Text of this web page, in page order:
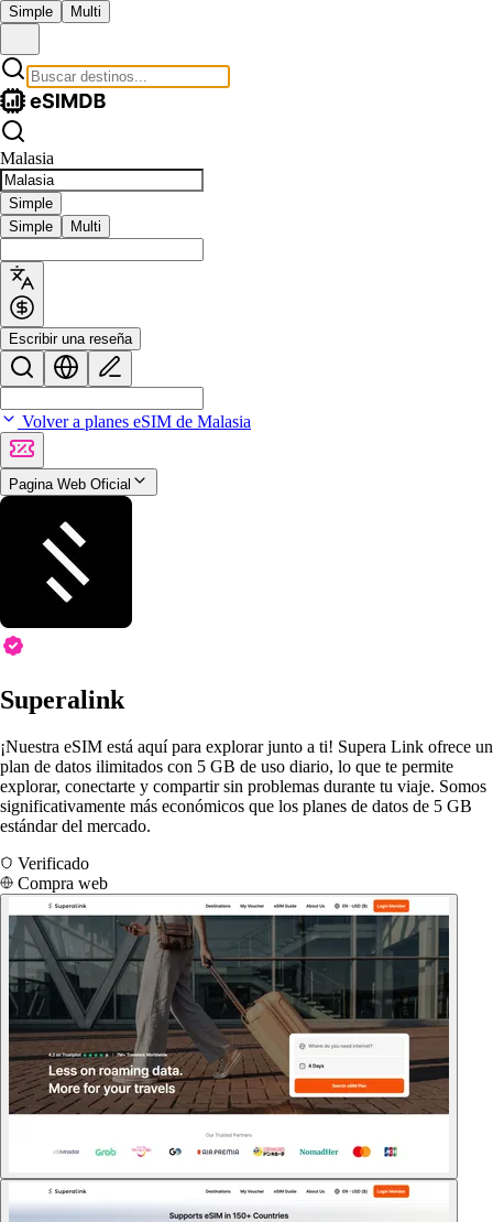
Simple Multi
Malasia
Simple
Simple
Multi
Escribir una reseña
Volver a planes eSIM de Malasia
Pagina Web Oficial
Superalink
¡Nuestra eSIM está aquí para explorar junto a ti! Supera Link ofrece un
plan de datos ilimitados con 5 GB de uso diario, lo que te permite
explorar, conectarte y compartir sin problemas durante tu viaje. Somos
significativamente más económicos que los planes de datos de 5 GB
estándar del mercado.
Verificado
Compra web